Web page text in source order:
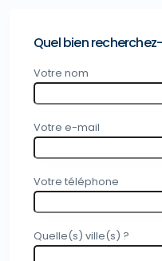
Quel bien
Votre nom
Votre e-mail
Votre téléphone
Quelle(s) ville(s) ?